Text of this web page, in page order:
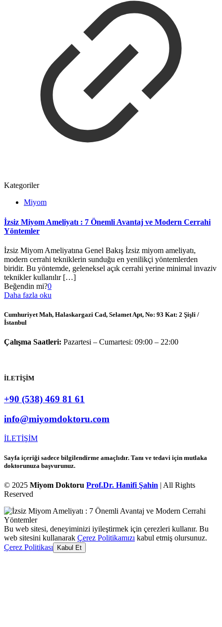
Kategoriler
Miyom
İzsiz Miyom Ameliyatı : 7 Önemli Avantaj ve Modern Cerrahi
Yöntemler
İzsiz Miyom Ameliyatına Genel Bakış İzsiz miyom ameliyatı,
modern cerrahi tekniklerin sunduğu en yenilikçi yöntemlerden
biridir. Bu yöntemde, geleneksel açık cerrahi yerine minimal invaziv
teknikler kullanılır[…]
Beğendin mi?0
Daha fazla oku
Cumhuriyet Mah, Halaskargazi Cad, Selamet Apt, No: 93 Kat: 2 Şişli /
İstanbul
Çalışma Saatleri: Pazartesi – Cumartesi: 09:00 – 22:00
İLETİŞİM
+90 (538) 469 81 61
info@miyomdoktoru.com
İLETİŞİM
Sayfa içeriği sadece bilgilendirme amaçlıdır. Tanı ve tedavi için mutlaka
doktorunuza başvurunuz.
© 2025 Miyom Doktoru Prof.Dr. Hanifi Şahin | All Rights
Reserved
Bu web sitesi, deneyiminizi iyileştirmek için çerezleri kullanır. Bu
web sitesini kullanarak Çerez Politikamızı kabul etmiş olursunuz.
Çerez Politikası
Kabul Et